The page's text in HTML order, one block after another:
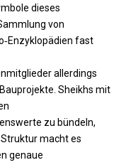
dieses
von
fast
allerdings
Sheikhs mit
zu bündeln,
Struktur macht es
genaue